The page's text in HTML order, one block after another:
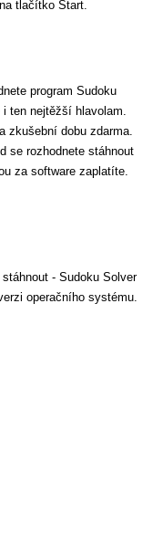
tlačítko Start.
program Sudoku
ten nejtěžší hlavolam.
zkušební dobu zdarma.
se rozhodnete stáhnout
za software zaplatíte.
- Sudoku Solver
operačního systému.